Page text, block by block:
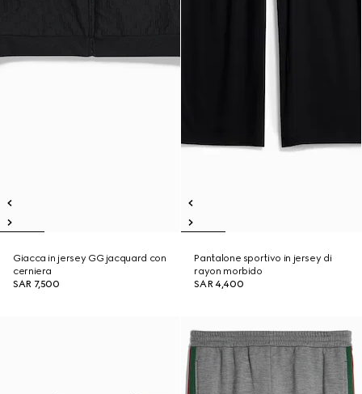
Giacca in jersey GG jacquard con
cerniera
SAR 7,500
Pantalone sportivo in jersey di
rayon morbido
SAR 4,400